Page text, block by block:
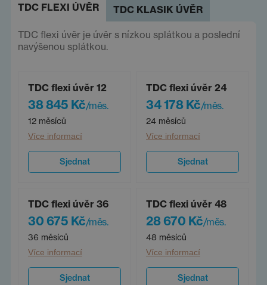
TDC FLEXI ÚVĚR TDC KLASIK ÚVĚR
TDC flexi úvěr je úvěr s nízkou splátkou a poslední
navýšenou splátkou.
TDC flexi úvěr 12
38 845 Kč/měs.
12 měsíců
Více informací
Sjednat
TDC flexi úvěr 24
34 178 Kč/měs.
24 měsíců
Více informací
Sjednat
TDC flexi úvěr 36
30 675 Kč/měs.
36 měsíců
Více informací
Sjednat
TDC flexi úvěr 48
28 670 Kč/měs.
48 měsíců
Více informací
Sjednat